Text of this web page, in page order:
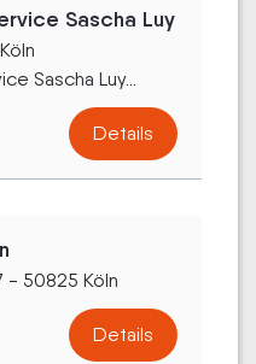
Sascha Luy
Sascha Luy...
Details
- 50825 Köln
Details